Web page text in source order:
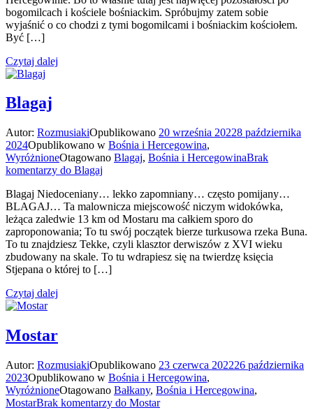
bogomilcach i kościele bośniackim. Spróbujmy zatem sobie
wyjaśnić o co chodzi z tymi bogomilcami i bośniackim kościołem.
Być […]
Czytaj dalej
Blagaj
Autor: RozmusiakiOpublikowano 20 września 20228 października
2024Opublikowano w Bośnia i Hercegowina,
WyróżnioneOtagowano Blagaj, Bośnia i HercegowinaBrak
komentarzy do Blagaj
Blagaj Niedoceniany… lekko zapomniany… często pomijany…
BLAGAJ… Ta malownicza miejscowość niczym widokówka,
leżąca zaledwie 13 km od Mostaru ma całkiem sporo do
zaproponowania; To tu swój początek bierze turkusowa rzeka Buna.
To tu znajdziesz Tekke, czyli klasztor derwiszów z XVI wieku
zbudowany na skale. To tu wdrapiesz się na twierdzę księcia
Stjepana o której to […]
Czytaj dalej
Mostar
Autor: RozmusiakiOpublikowano 23 czerwca 202226 października
2023Opublikowano w Bośnia i Hercegowina,
WyróżnioneOtagowano Bałkany, Bośnia i Hercegowina,
MostarBrak komentarzy do Mostar